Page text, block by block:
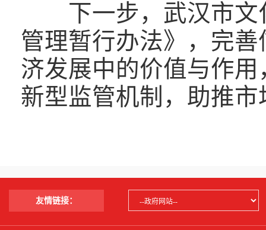
下一步，武汉市文
管理暂行办法》，完
济发展中的价值与作
新型监管机制，助推
友情链接：